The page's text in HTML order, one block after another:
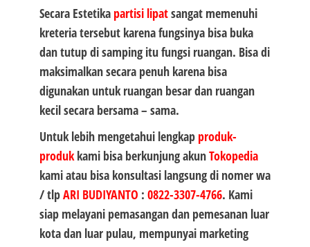
Secara Estetika partisi lipatsangat memenuhi
kreteria tersebut karena fungsinya bisa buka
dan tutup di samping itu fungsi ruangan. Bisa di
maksimalkan secara penuh karena bisa
digunakan untuk ruangan besar dan ruangan
kecil secara bersama – sama.
Untuk lebih mengetahui lengkap produk-
produkkami bisa berkunjung akunTokopedia
kami atau bisa konsultasi langsung di nomer wa
/ tlpARI BUDIYANTO : 0822-3307-4766. Kami
siap melayani pemasangan dan pemesanan luar
kota dan luar pulau, mempunyai marketing